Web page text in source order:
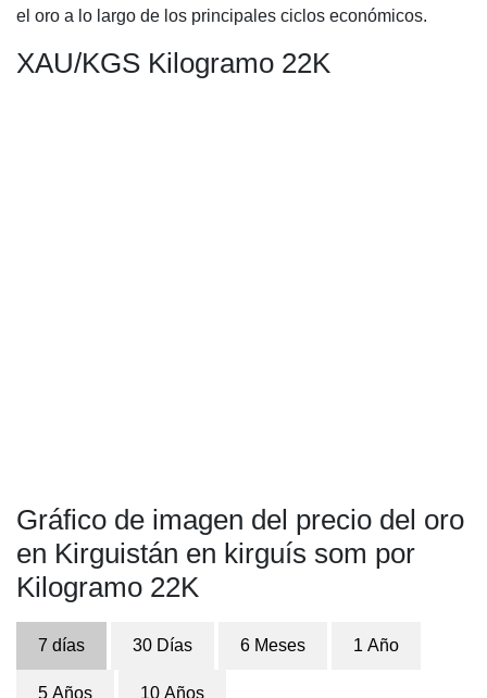
el oro a lo largo de los principales ciclos económicos.
XAU/KGS Kilogramo 22K
Gráfico de imagen del precio del oro
en Kirguistán en kirguís som por
Kilogramo 22K
7 días 30 Días 6 Meses 1 Año
5 Años 10 Años